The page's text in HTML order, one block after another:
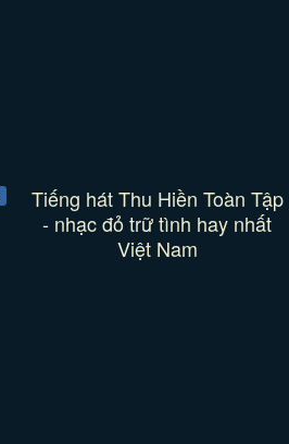
Tiếng hát Thu Hiền Toàn Tập
- nhạc đỏ trữ tình hay nhất
Việt Nam